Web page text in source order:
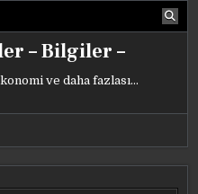
– Bilgiler –
ve daha fazlası…